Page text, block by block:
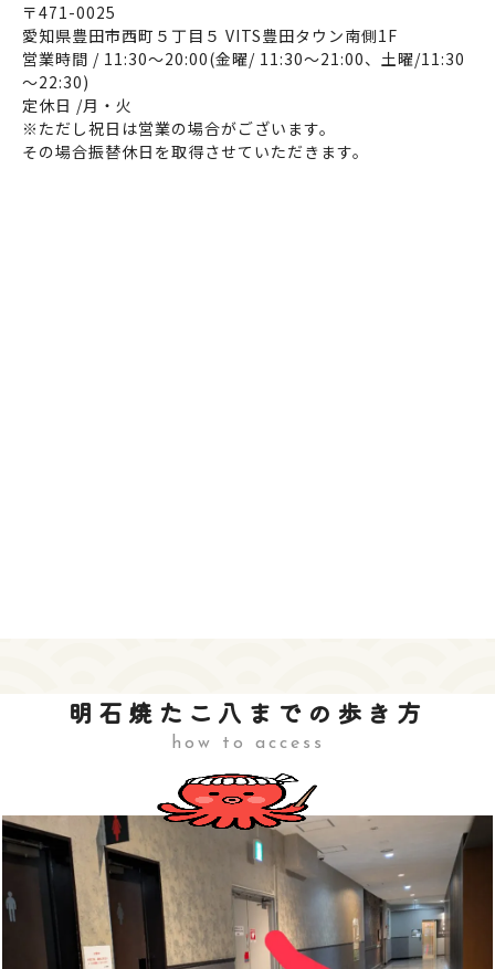
〒471-0025
愛知県豊田市西町５丁目５ VITS豊田タウン南側1F
営業時間 / 11:30～20:00(金曜/ 11:30～21:00、土曜/11:30
～22:30)
定休日 /月・火
※ただし祝日は営業の場合がございます。
その場合振替休日を取得させていただきます。
明石焼たこ八までの歩き方
how to access